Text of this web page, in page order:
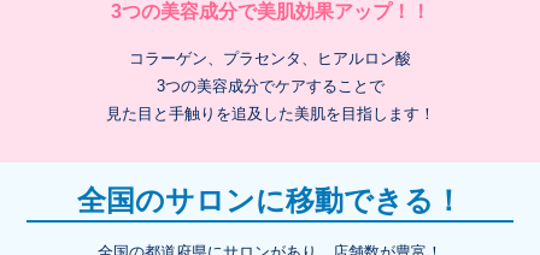
3つの美容成分で美肌効果アップ！！
コラーゲン、プラセンタ、ヒアルロン酸
3つの美容成分でケアすることで
見た目と手触りを追及した美肌を目指します！
全国のサロンに移動できる！